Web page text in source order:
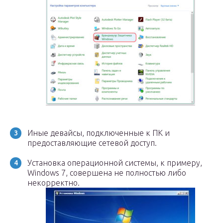
Иные девайсы, подключенные к ПК и
предоставляющие сетевой доступ.
Установка операционной системы, к примеру,
Windows 7, совершена не полностью либо
некорректно.